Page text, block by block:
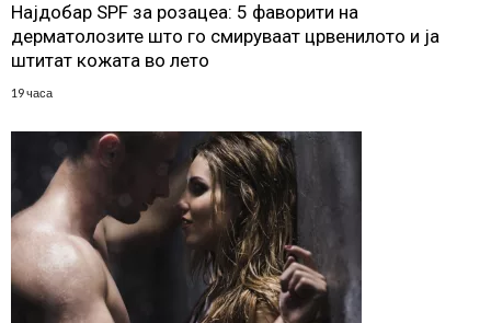
Најдобар SPF за розацеа: 5 фаворити на
дерматолозите што го смируваат црвенилото и ја
штитат кожата во лето
19 часа